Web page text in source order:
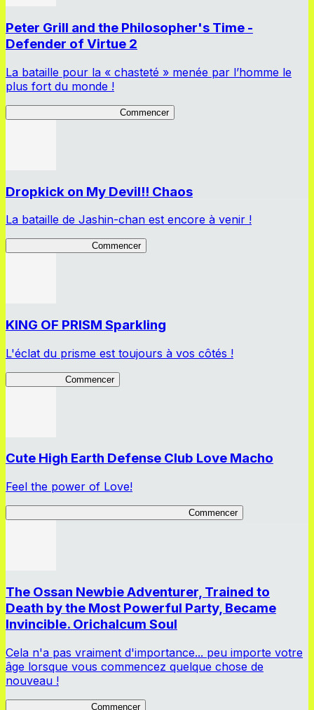
Peter Grill and the Philosopher's Time -
Defender of Virtue 2
La bataille pour la « chasteté » menée par l’homme le
plus fort du monde !
Commencer
Dropkick on My Devil!! Chaos
La bataille de Jashin-chan est encore à venir !
Commencer
KING OF PRISM Sparkling
L'éclat du prisme est toujours à vos côtés !
Commencer
Cute High Earth Defense Club Love Macho
Feel the power of Love!
Commencer
The Ossan Newbie Adventurer, Trained to
Death by the Most Powerful Party, Became
Invincible. Orichalcum Soul
Cela n'a pas vraiment d'importance... peu importe votre
âge lorsque vous commencez quelque chose de
nouveau !
Commencer